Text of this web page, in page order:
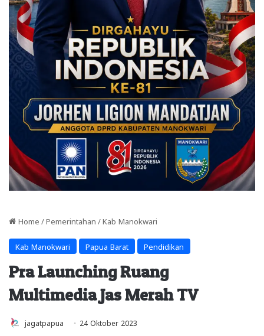
Home / Pemerintahan / Kab Manokwari
Kab Manokwari Papua Barat Pendidikan
Pra Launching Ruang
Multimedia Jas Merah TV
jagatpapua 24 Oktober 2023